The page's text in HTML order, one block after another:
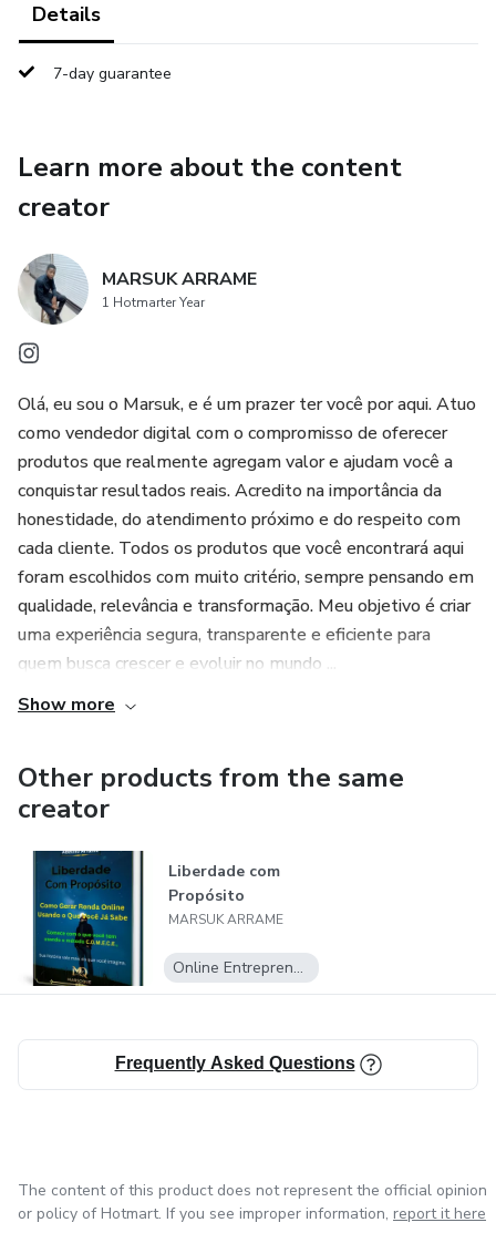
Details
7-day guarantee
Learn more about the content
creator
MARSUK ARRAME
1 Hotmarter Year
Olá, eu sou o Marsuk, e é um prazer ter você por aqui. Atuo
como vendedor digital com o compromisso de oferecer
produtos que realmente agregam valor e ajudam você a
conquistar resultados reais. Acredito na importância da
honestidade, do atendimento próximo e do respeito com
cada cliente. Todos os produtos que você encontrará aqui
foram escolhidos com muito critério, sempre pensando em
qualidade, relevância e transformação. Meu objetivo é criar
uma experiência segura, transparente e eficiente para
quem busca crescer e evoluir no mundo ...
Show more
Other products from the same
creator
Liberdade com
Propósito
MARSUK ARRAME
Online Entrepreneurship
Frequently Asked Questions
The content of this product does not represent the official opinion
or policy of Hotmart. If you see improper information, report it here